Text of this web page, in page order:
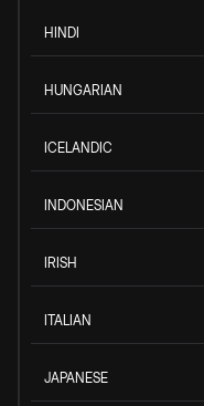
HINDI
HUNGARIAN
ICELANDIC
INDONESIAN
IRISH
ITALIAN
JAPANESE